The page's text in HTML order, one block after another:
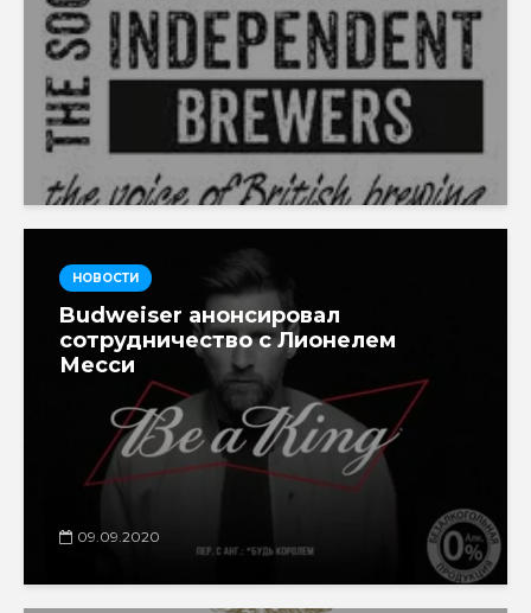
НОВОСТИ
Budweiser анонсировал
сотрудничество с Лионелем
Месси
09.09.2020